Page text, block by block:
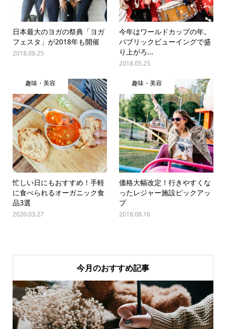
日本最大のヨガの祭典「ヨガ
フェスタ」が2018年も開催
2018.08.25
今年はワールドカップの年。
パブリックビューイングで盛
り上がろ...
2018.05.25
趣味・美容
忙しい日にもおすすめ！手軽
に食べられるオーガニック食
品3選
2020.03.27
趣味・美容
価格大幅改定！行きやすくな
ったレジャー施設ピックアッ
プ
2018.08.16
今月のおすすめ記事